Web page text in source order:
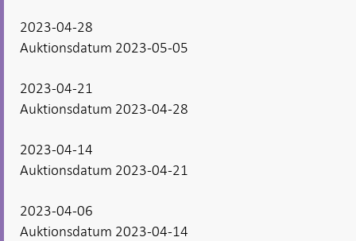
2023-04-28
Auktionsdatum 2023-05-05
2023-04-21
Auktionsdatum 2023-04-28
2023-04-14
Auktionsdatum 2023-04-21
2023-04-06
Auktionsdatum 2023-04-14